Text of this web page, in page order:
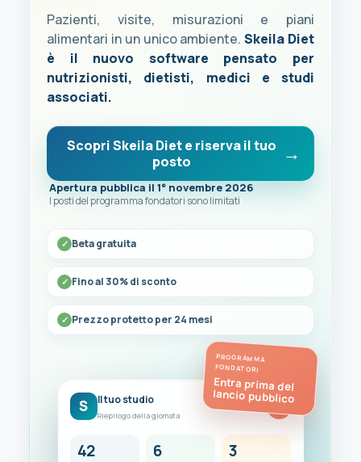
Pazienti, visite, misurazioni e piani
alimentari in un unico ambiente.Skeila Diet
è il nuovo software pensato per
nutrizionisti, dietisti, medici e studi
associati.
Scopri Skeila Diet e riserva il tuo
posto
Apertura pubblica il 1° novembre 2026
I posti del programma fondatori sono limitati
Beta gratuita
Fino al 30% di sconto
Prezzo protetto per 24 mesi
PROGRAMMA
FONDATORI
Entra prima del
lancio pubblico
S Il tuo studio
Riepilogo della giornata
FC
42 6 3